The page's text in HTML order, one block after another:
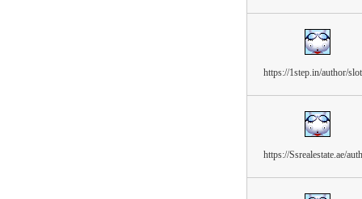
https://1step.in/author/
https://Ssrealestate.ae/